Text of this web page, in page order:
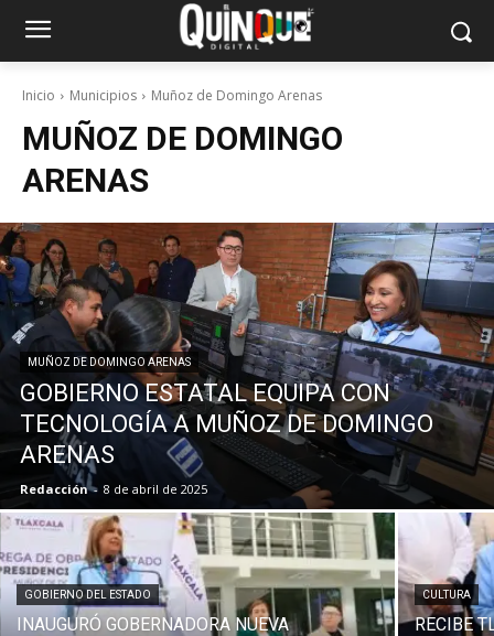
Inicio Municipios Muñoz de Domingo Arenas
MUÑOZ DE DOMINGO
ARENAS
MUÑOZ DE DOMINGO ARENAS
GOBIERNO ESTATAL EQUIPA CON
TECNOLOGÍA A MUÑOZ DE DOMINGO
ARENAS
Redacción - 8 de abril de 2025
GOBIERNO DEL ESTADO
INAUGURÓ GOBERNADORA NUEVA
CULTURA
RECIBE